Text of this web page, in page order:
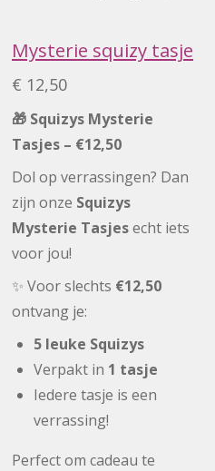
Mysterie squizy tasje
€ 12,50
🎁 Squizys Mysterie
Tasjes – €12,50
Dol op verrassingen? Dan
zijn onze Squizys
Mysterie Tasjesecht iets
voor jou!
✨ Voor slechts €12,50
ontvang je:
5 leuke Squizys
Verpakt in 1 tasje
Iedere tasje is een
verrassing!
Perfect om cadeau te